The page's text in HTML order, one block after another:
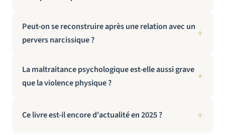
Peut-on se reconstruire après une relation avec un
pervers narcissique ?
La maltraitance psychologique est-elle aussi grave
que la violence physique ?
Ce livre est-il encore d'actualité en 2025 ?